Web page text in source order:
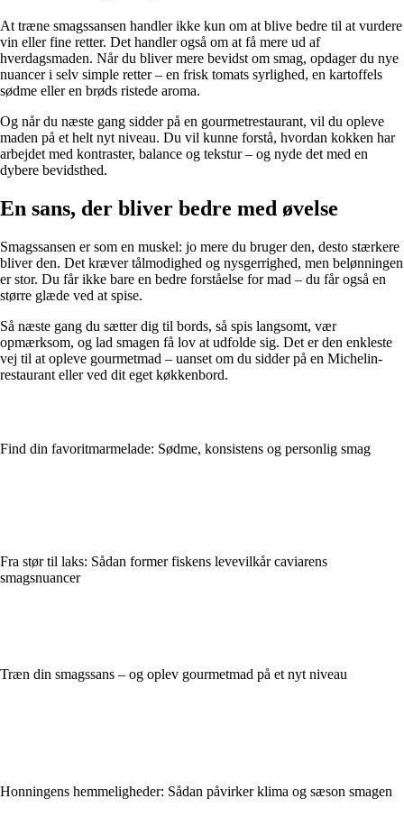
At træne smagssansen handler ikke kun om at blive bedre til at vurdere
vin eller fine retter. Det handler også om at få mere ud af
hverdagsmaden. Når du bliver mere bevidst om smag, opdager du nye
nuancer i selv simple retter – en frisk tomats syrlighed, en kartoffels
sødme eller en brøds ristede aroma.
Og når du næste gang sidder på en gourmetrestaurant, vil du opleve
maden på et helt nyt niveau. Du vil kunne forstå, hvordan kokken har
arbejdet med kontraster, balance og tekstur – og nyde det med en
dybere bevidsthed.
En sans, der bliver bedre med øvelse
Smagssansen er som en muskel: jo mere du bruger den, desto stærkere
bliver den. Det kræver tålmodighed og nysgerrighed, men belønningen
er stor. Du får ikke bare en bedre forståelse for mad – du får også en
større glæde ved at spise.
Så næste gang du sætter dig til bords, så spis langsomt, vær
opmærksom, og lad smagen få lov at udfolde sig. Det er den enkleste
vej til at opleve gourmetmad – uanset om du sidder på en Michelin-
restaurant eller ved dit eget køkkenbord.
Find din favoritmarmelade: Sødme, konsistens og personlig smag
Fra stør til laks: Sådan former fiskens levevilkår caviarens
smagsnuancer
Træn din smagssans – og oplev gourmetmad på et nyt niveau
Honningens hemmeligheder: Sådan påvirker klima og sæson smagen